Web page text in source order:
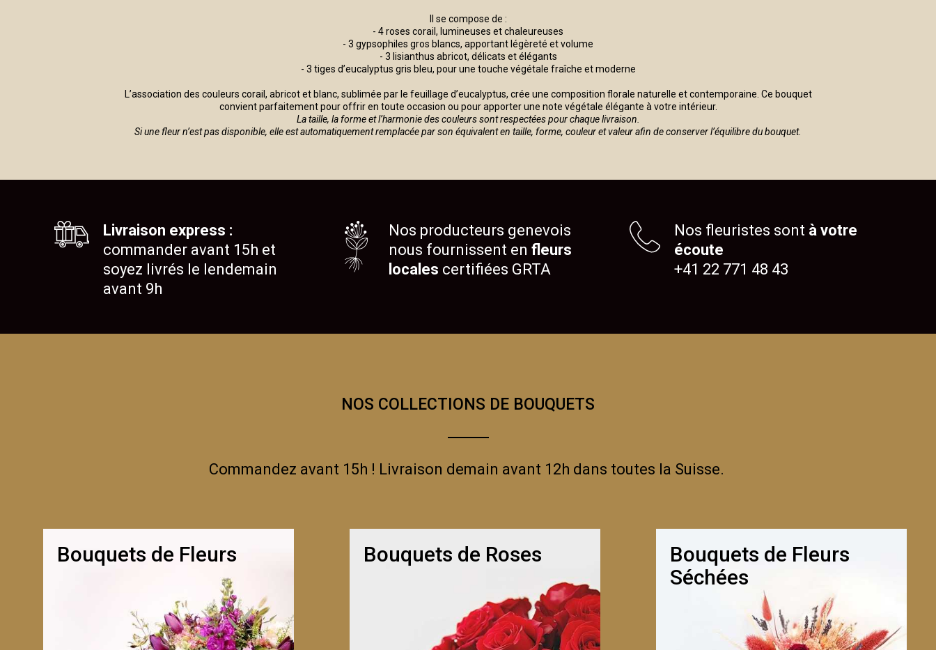
Il se compose de :
- 4 roses corail, lumineuses et chaleureuses
- 3 gypsophiles gros blancs, apportant légèreté et volume
- 3 lisianthus abricot, délicats et élégants
- 3 tiges d’eucalyptus gris bleu, pour une touche végétale fraîche et moderne
L’association des couleurs corail, abricot et blanc, sublimée par le feuillage d’eucalyptus, crée une composition florale naturelle et contemporaine. Ce bouquet
convient parfaitement pour offrir en toute occasion ou pour apporter une note végétale élégante à votre intérieur.
La taille, la forme et l’harmonie des couleurs sont respectées pour chaque livraison.
Si une fleur n’est pas disponible, elle est automatiquement remplacée par son équivalent en taille, forme, couleur et valeur afin de conserver l’équilibre du bouquet.
Livraison express :
commander avant 15h et
soyez livrés le lendemain
avant 9h
Nos producteurs genevois
nous fournissent en fleurs
locales certifiées GRTA
Nos fleuristes sont à votre
écoute
+41 22 771 48 43
NOS COLLECTIONS DE BOUQUETS
Commandez avant 15h ! Livraison demain avant 12h dans toutes la Suisse.
Bouquets de Fleurs Bouquets de Roses
Bouquets de Fleurs
Séchées